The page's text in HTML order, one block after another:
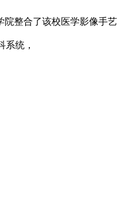
整合了该校医学影像手艺
统，